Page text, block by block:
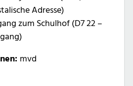
Adresse)
zum Schulhof (D7 22 –
mvd